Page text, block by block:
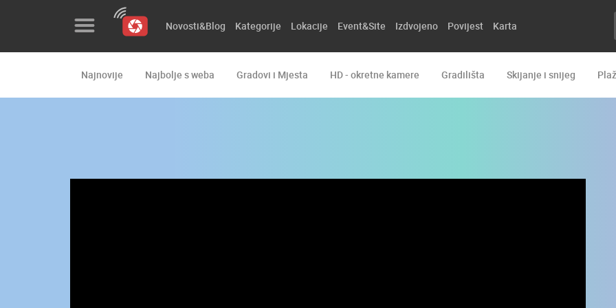
Event&Site
Novosti&Blog Kategorije Lokacije Event&Site Izdvojeno Povijest Karta
Najnovije Najbolje s weba Gradovi i Mjesta HD - okretne kamere Gradilišta Skijanje i snijeg